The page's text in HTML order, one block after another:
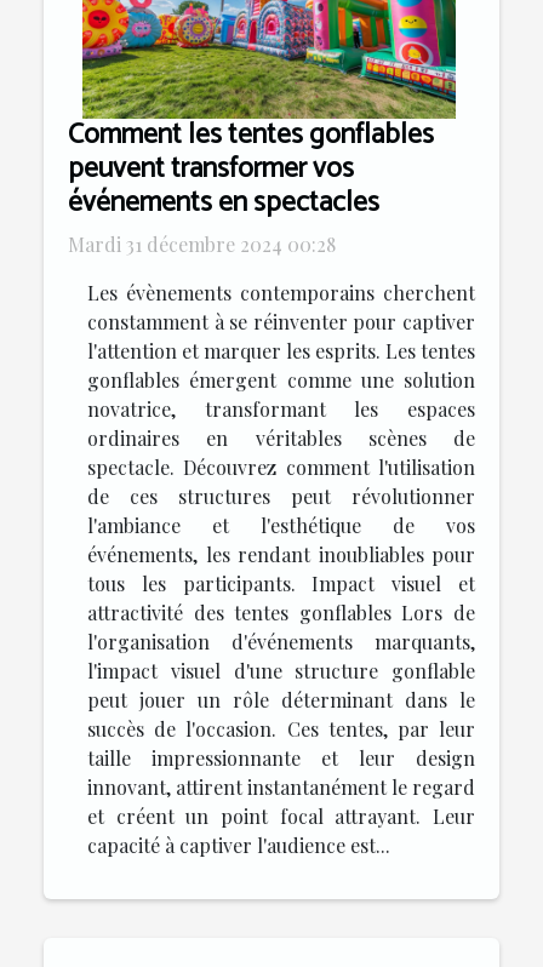
Comment les tentes gonflables
peuvent transformer vos
événements en spectacles
Mardi 31 décembre 2024 00:28
Les évènements contemporains cherchent
constamment à se réinventer pour captiver
l'attention et marquer les esprits. Les tentes
gonflables émergent comme une solution
novatrice, transformant les espaces
ordinaires en véritables scènes de
spectacle. Découvrez comment l'utilisation
de ces structures peut révolutionner
l'ambiance et l'esthétique de vos
événements, les rendant inoubliables pour
tous les participants. Impact visuel et
attractivité des tentes gonflables Lors de
l'organisation d'événements marquants,
l'impact visuel d'une structure gonflable
peut jouer un rôle déterminant dans le
succès de l'occasion. Ces tentes, par leur
taille impressionnante et leur design
innovant, attirent instantanément le regard
et créent un point focal attrayant. Leur
capacité à captiver l'audience est...